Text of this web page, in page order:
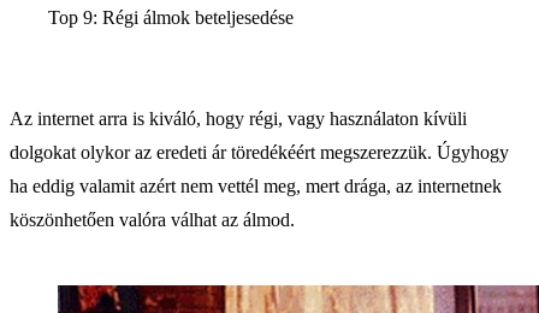
Top 9: Régi álmok beteljesedése
Az internet arra is kiváló, hogy régi, vagy használaton kívüli
dolgokat olykor az eredeti ár töredékéért megszerezzük. Úgyhogy
ha eddig valamit azért nem vettél meg, mert drága, az internetnek
köszönhetően valóra válhat az álmod.